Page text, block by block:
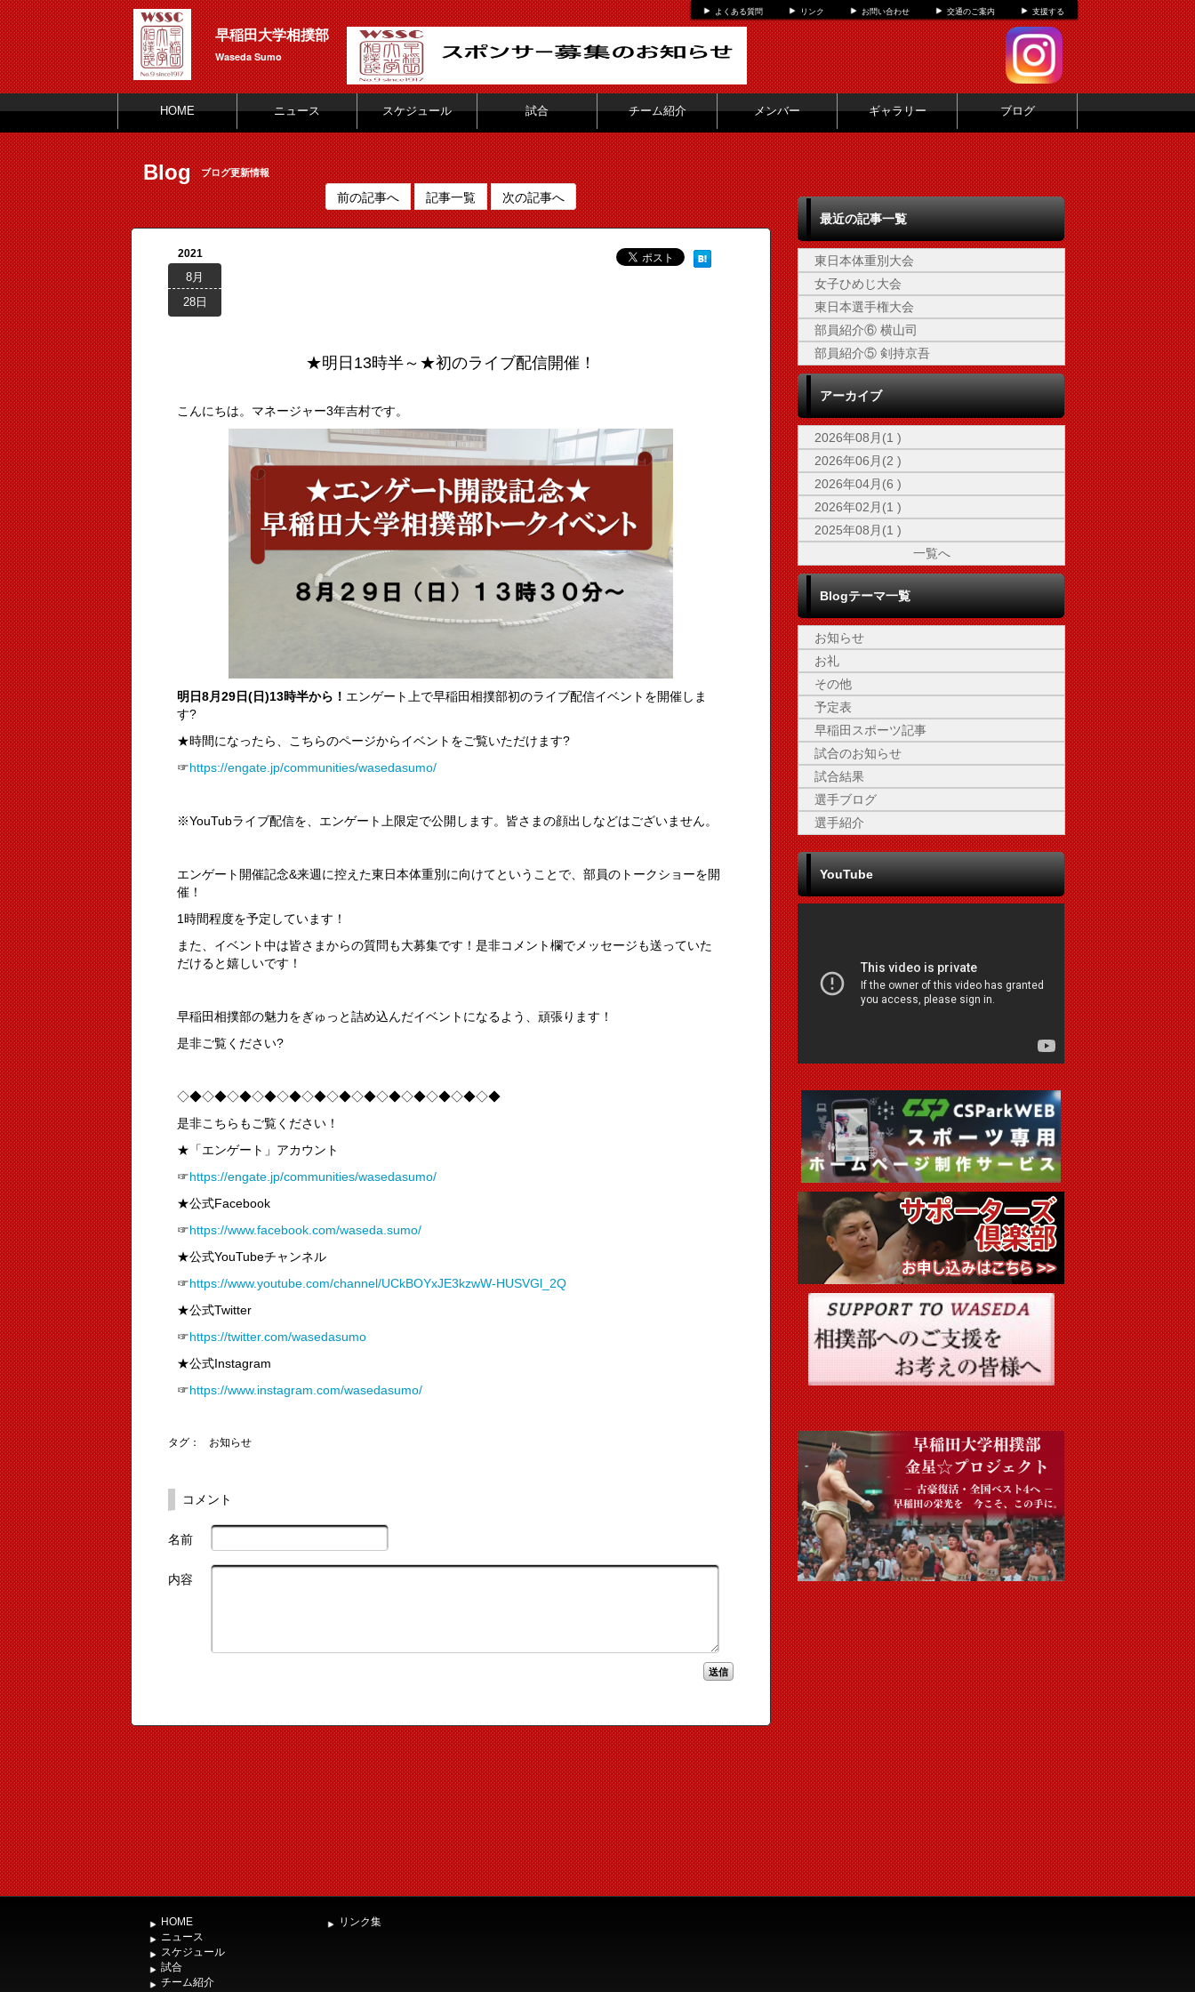
よくある質問 リンク お問い合わせ 交通のご案内 支援する
早稲田大学相撲部
Waseda Sumo
HOME ニュース スケジュール 試合 チーム紹介 メンバー ギャラリー ブログ
Blog ブログ更新情報
前の記事へ 記事一覧 次の記事へ
2021
8月
28日
★明日13時半～★初のライブ配信開催！
こんにちは。マネージャー3年吉村です。
明日8月29日(日)13時半から！ エンゲート上で早稲田相撲部初のライブ配信イベントを開催しま
す?
★時間になったら、こちらのページからイベントをご覧いただけます?
☞https://engate.jp/communities/wasedasumo/
※YouTubライブ配信を、エンゲート上限定で公開します。皆さまの顔出しなどはございません。
エンゲート開催記念&来週に控えた東日本体重別に向けてということで、部員のトークショーを開
催！
1時間程度を予定しています！
また、イベント中は皆さまからの質問も大募集です！是非コメント欄でメッセージも送っていた
だけると嬉しいです！
早稲田相撲部の魅力をぎゅっと詰め込んだイベントになるよう、頑張ります！
是非ご覧ください?
◇◆◇◆◇◆◇◆◇◆◇◆◇◆◇◆◇◆◇◆◇◆◇◆◇◆
是非こちらもご覧ください！
★「エンゲート」アカウント
☞https://engate.jp/communities/wasedasumo/
★公式Facebook
☞https://www.facebook.com/waseda.sumo/
★公式YouTubeチャンネル
☞https://www.youtube.com/channel/UCkBOYxJE3kzwW-HUSVGl_2Q
★公式Twitter
☞https://twitter.com/wasedasumo
★公式Instagram
☞https://www.instagram.com/wasedasumo/
タグ： お知らせ
コメント
名前
内容
最近の記事一覧
東日本体重別大会
女子ひめじ大会
東日本選手権大会
部員紹介⑥ 横山司
部員紹介⑤ 剣持京吾
アーカイブ
2026年08月(1 )
2026年06月(2 )
2026年04月(6 )
2026年02月(1 )
2025年08月(1 )
一覧へ
Blogテーマ一覧
お知らせ
お礼
その他
予定表
早稲田スポーツ記事
試合のお知らせ
試合結果
選手ブログ
選手紹介
YouTube
HOME
ニュース
スケジュール
試合
チーム紹介
リンク集